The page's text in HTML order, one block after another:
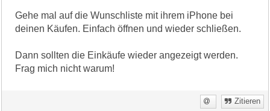
Gehe mal auf die Wunschliste mit ihrem iPhone bei
deinen Käufen. Einfach öffnen und wieder schließen.
Dann sollten die Einkäufe wieder angezeigt werden.
Frag mich nicht warum!
Zitieren